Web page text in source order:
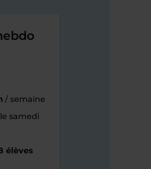
/ semaine
samedi
élèves